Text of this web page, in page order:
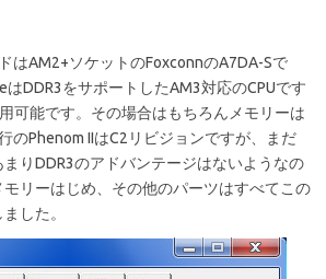
はAM2+ソケットのFoxconnのA7DA-Sで
はDDR3をサポートしたAM3対応のCPUです
可能です。その場合はもちろんメモリーは
のPhenom IIはC2リビジョンですが、まだ
りDDR3のアドバンテージはないようなの
リーはじめ、その他のパーツはすべてこの
した。